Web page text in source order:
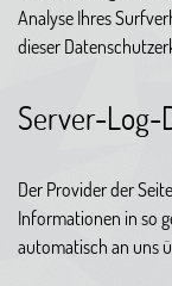
Analyse Ihres
dieser
Server-Log-
Der Provider der
Informationen in so
automatisch an uns